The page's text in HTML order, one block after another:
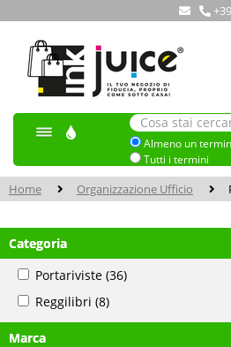
Almeno un
Tutti i termini
Home Organizzazione Ufficio
Categoria
Portariviste (36)
Reggilibri (8)
Marca